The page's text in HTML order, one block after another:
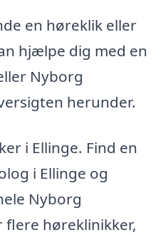
en høreklik eller
hjælpe dig med en
Nyborg
herunder.
i Ellinge. Find en
i Ellinge og
Nyborg
høreklinikker,